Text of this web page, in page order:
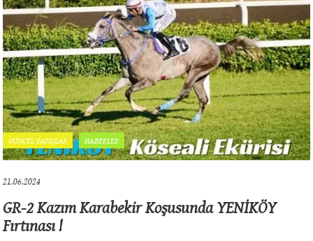
GÜNCEL YARIŞLAR HABERLER
21.06.2024
GR-2 Kazım Karabekir Koşusunda YENİKÖY
Fırtınası !